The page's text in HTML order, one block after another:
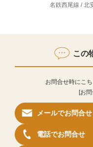
名鉄西尾線 / 北
この
お問合せ時にこ
[お
メールでお問合せ
電話でお問合せ